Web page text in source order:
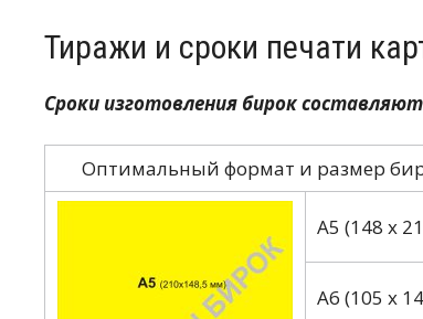
Тиражи и сроки печати
Сроки изготовления бирок составляют
Оптимальный формат и размер
А5 (148 х
А6 (105 х